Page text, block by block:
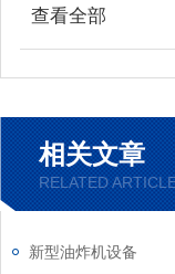
查看全部
相关文章
RELATED
新型油炸机设备